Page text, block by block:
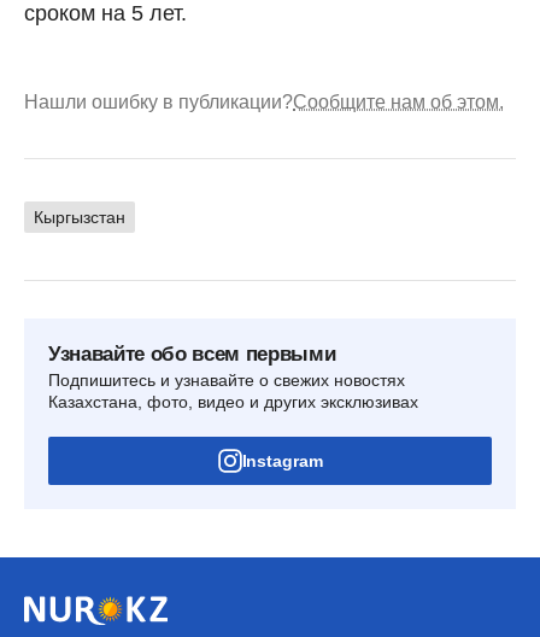
сроком на 5 лет.
Нашли ошибку в публикации?Сообщите нам об этом.
Кыргызстан
Узнавайте обо всем первыми
Подпишитесь и узнавайте о свежих новостях
Казахстана, фото, видео и других эксклюзивах
Instagram